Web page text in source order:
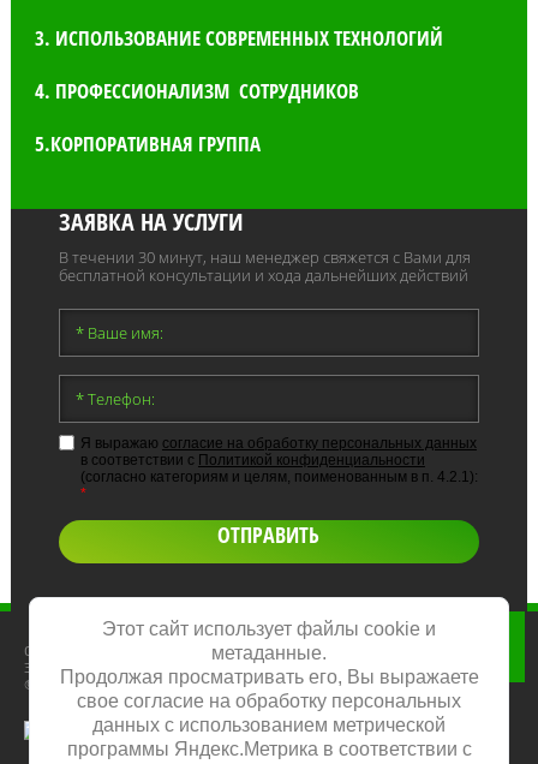
3. ИСПОЛЬЗОВАНИЕ СОВРЕМЕННЫХ ТЕХНОЛОГИЙ
4. ПРОФЕССИОНАЛИЗМ СОТРУДНИКОВ
5.КОРПОРАТИВНАЯ ГРУППА
ЗАЯВКА НА УСЛУГИ
В течении 30 минут, наш менеджер свяжется с Вами для
бесплатной консультации и хода дальнейших действий
Я выражаю согласие на обработку персональных данных
в соответствии с Политикой конфиденциальности
(согласно категориям и целям, поименованным в п. 4.2.1):
*
ОТПРАВИТЬ
Copyright © 2005 - 2023
Элита Сервис
© Все права защищены
движок для интернет магазина
Этот сайт использует файлы cookie и
метаданные.
Продолжая просматривать его, Вы выражаете
свое согласие на обработку персональных
данных с использованием метрической
программы Яндекс.Метрика в соответствии с